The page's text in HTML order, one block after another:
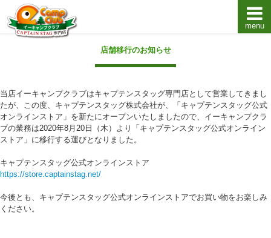
キャプテンスタッグキャンプ用品通販店【eキャンプ
menu
店舗移行のお知らせ
当店イーキャンプクラブはキャプテンスタッグ専門店として営業してきまし
たが、この度、キャプテンスタッグ株式会社が、「キャプテンスタッグ公式
オンラインストア」を新たにオープンいたしましたので、イーキャンプクラ
ブの業務は2020年8月20日（木）より「キャプテンスタッグ公式オンライン
ストア」に移行する運びとなりました。
キャプテンスタッグ公式オンラインストア
https://store.captainstag.net/
今後とも、キャプテンスタッグ公式オンラインストアでお買い物をお楽しみ
ください。